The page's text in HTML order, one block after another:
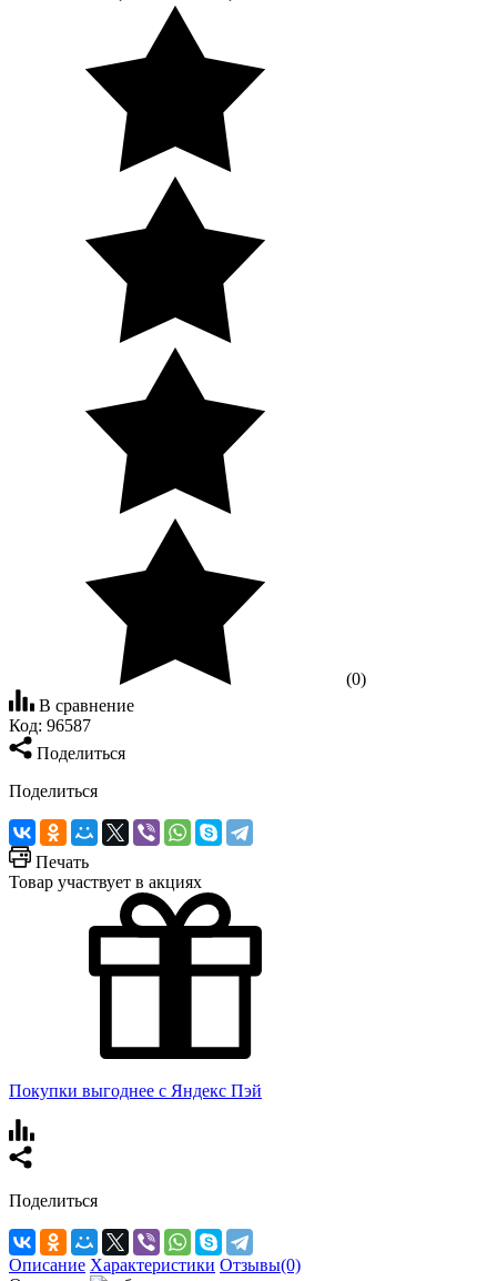
(0)
В сравнение
Код: 96587
Поделиться
Поделиться
Печать
Товар участвует в акциях
Покупки выгоднее с Яндекс Пэй
Поделиться
Описание Характеристики Отзывы(0)